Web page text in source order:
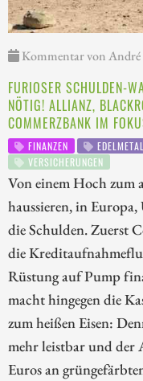
Kommentar von
FURIOSER SCHULDEN-
NÖTIG! ALLIANZ,
COMMERZBANK IM
FINANZEN
VERSICHERUNGEN
Von einem Hoch
haussieren, in
die Schulden. Zuerst
die
Rüstung auf Pump
macht hingegen die
zum heißen Eisen:
mehr leistbar und der
Euros an